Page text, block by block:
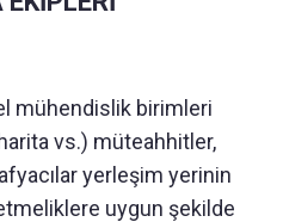
mühendislik birimleri
vs.) müteahhitler,
yerleşim yerinin
uygun şekilde